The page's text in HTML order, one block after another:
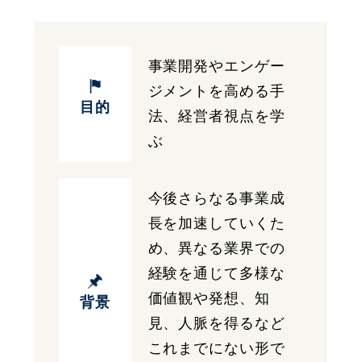
目的
事業開発やエンゲー
ジメントを高める手
法、経営者視点を学
ぶ
背景
今後さらなる事業成
長を加速していくた
め、異なる業界での
経験を通じて多様な
価値観や発想、知
見、人脈を得るなど
これまでにない形で